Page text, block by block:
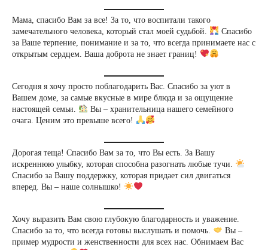
Мама, спасибо Вам за все! За то, что воспитали такого
замечательного человека, который стал моей судьбой.
Спасибо
за Ваше терпение, понимание и за то, что всегда принимаете нас с
открытым сердцем. Ваша доброта не знает границ!
Сегодня я хочу просто поблагодарить Вас. Спасибо за уют в
Вашем доме, за самые вкусные в мире блюда и за ощущение
настоящей семьи.
Вы – хранительница нашего семейного
очага. Ценим это превыше всего!
Дорогая теща! Спасибо Вам за то, что Вы есть. За Вашу
искреннюю улыбку, которая способна разогнать любые тучи.
Спасибо за Вашу поддержку, которая придает сил двигаться
вперед. Вы – наше солнышко!
Хочу выразить Вам свою глубокую благодарность и уважение.
Спасибо за то, что всегда готовы выслушать и помочь.
Вы –
пример мудрости и женственности для всех нас. Обнимаем Вас